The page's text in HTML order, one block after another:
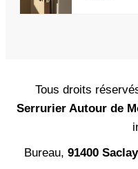
Tous droits
Serrurier Autour de
Bureau, 91400 Saclay